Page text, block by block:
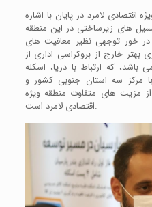
اقتصادی لامرد در پایان با اشاره
های زیرساختی در این منطقه
خور توجهی نظیر معافیت های
خارج از بروکراسی اداری از
که ارتباط با دریا، اسکله
مرکز سه استان جنوبی کشور و
از مزیت های متفاوت منطقه ویژه
اقتصادی لامرد است.